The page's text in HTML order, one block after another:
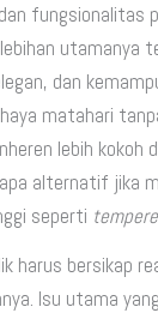
fungsionalitas
utamanya
dan
matahari
lebih kokoh
alternatif jika
seperti
harus bersikap
Isu utama